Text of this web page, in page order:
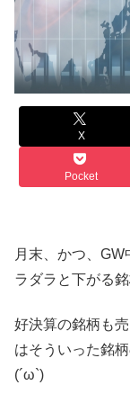
X
Pocket
月末、かつ、
ラダラと下がる
好決算の銘柄も
はそういった銘
(´ω`)